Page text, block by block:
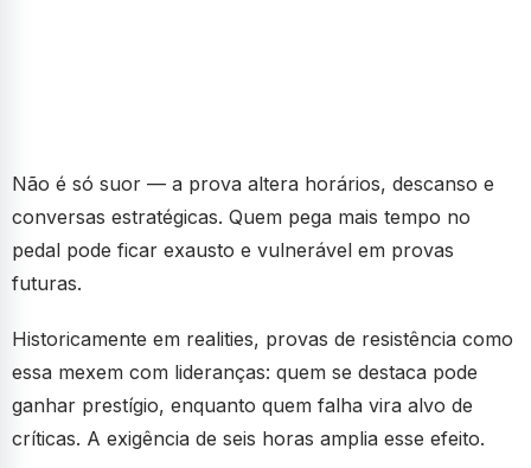
Não é só suor — a prova altera horários, descanso e
conversas estratégicas. Quem pega mais tempo no
pedal pode ficar exausto e vulnerável em provas
futuras.
Historicamente em realities, provas de resistência como
essa mexem com lideranças: quem se destaca pode
ganhar prestígio, enquanto quem falha vira alvo de
críticas. A exigência de seis horas amplia esse efeito.